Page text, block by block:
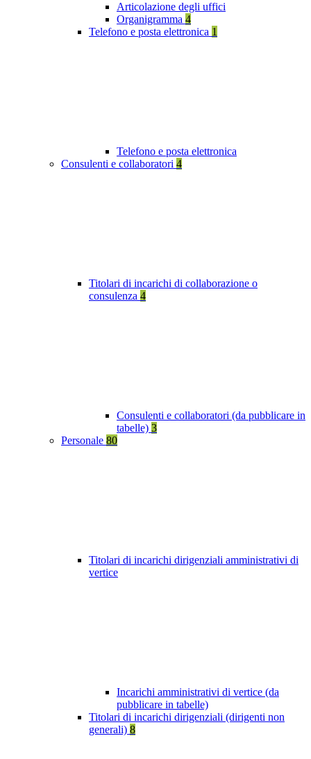
Articolazione degli uffici
Organigramma 4
Telefono e posta elettronica 1
Telefono e posta elettronica
Consulenti e collaboratori 4
Titolari di incarichi di collaborazione o
consulenza 4
Consulenti e collaboratori (da pubblicare in
tabelle) 3
Personale 80
Titolari di incarichi dirigenziali amministrativi di
vertice
Incarichi amministrativi di vertice (da
pubblicare in tabelle)
Titolari di incarichi dirigenziali (dirigenti non
generali) 8